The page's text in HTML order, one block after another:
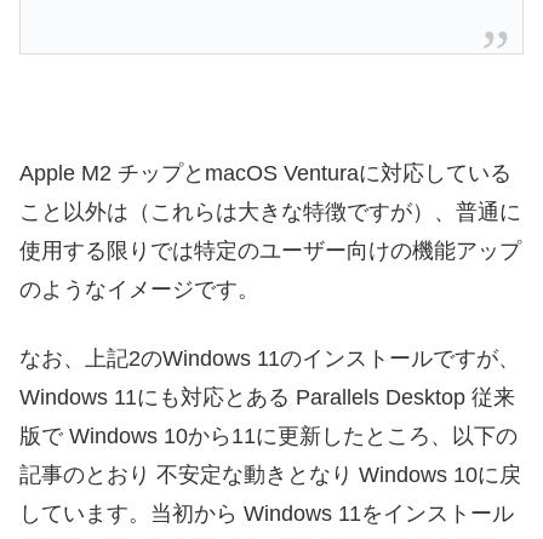
Apple M2 チップとmacOS Venturaに対応している
こと以外は（これらは大きな特徴ですが）、普通に
使用する限りでは特定のユーザー向けの機能アップ
のようなイメージです。
なお、上記2のWindows 11のインストールですが、
Windows 11にも対応とある Parallels Desktop 従来
版で Windows 10から11に更新したところ、以下の
記事のとおり 不安定な動きとなり Windows 10に戻
しています。当初から Windows 11をインストール